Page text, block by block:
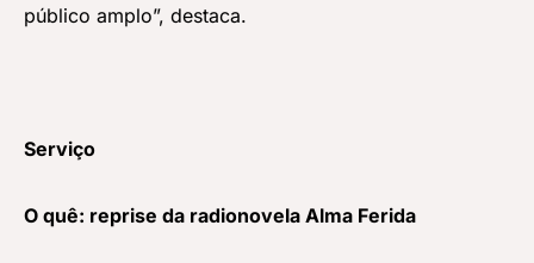
público amplo”, destaca.
Serviço
O quê: reprise da radionovela Alma Ferida